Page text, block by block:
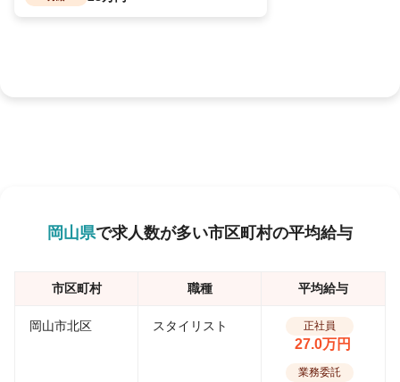
岡山県で求人数が多い市区町村の平均給与
市区町村 職種 平均給与
岡山市北区 スタイリスト 正社員
27.0万円
業務委託